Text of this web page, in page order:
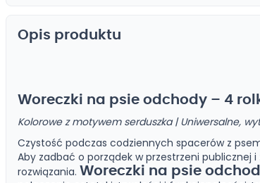
Opis produktu
Woreczki na psie odchody – 4
Kolorowe z motywem serduszka | Uniwersalne,
Czystość podczas codziennych spacerów z
Aby zadbać o porządek w przestrzeni publicznej
rozwiązania. Woreczki na psie